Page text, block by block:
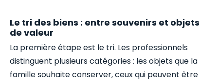
Le tri des biens : entre souvenirs et objets
de valeur
La première étape est le tri. Les professionnels
distinguent plusieurs catégories : les objets que la
famille souhaite conserver, ceux qui peuvent être